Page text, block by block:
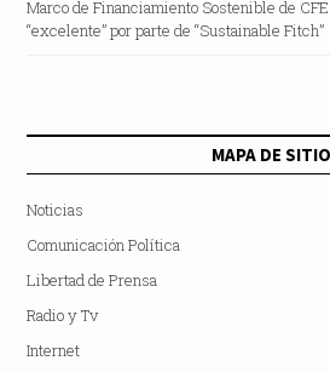
Marco de Financiamiento Sostenible de
“excelente” por parte de “Sustainable Fitch”
MAPA DE SITIO
Noticias
Comunicación Política
Libertad de Prensa
Radio y Tv
Internet